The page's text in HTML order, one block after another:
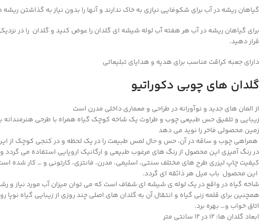
گیاهان ریشه در آب برای شکوفایی نیازی به خاک ندارند و آنها را بدون نیاز به گذاشتن
برای گیاهان ریشه در آب هر هفته آب لوله شیشه ای گلدان را عوض کنید و گلدان را در
قرار دهید.
دارای جعبه کراقت مناسب برای هدیه و هدایای تبلیعاتی
گلدان های چوبی دکوراتیو
از المان های جدید و نوآورانه در طراحی و معماری داخلی مدرن است
زیبایی و تلفیق حس طبیعی چوب و طراوت یک شاخه کوچک گیاه همراه با طرحی هنرمندانه
زمین محصولی فاخر را نوید می دهد
همراهی چوب و ساقه در آن، حس و حال لمس طبیعت را در یک لحظه و در کنجی کوچک از
در رنگ آمیزی این محصول از رنگ های مرغوب طبیعی و ارگانیک اروپایی استفاده می گردد
کیفیت چاپ لیزری طرح های مختلف سنتی، اسلیمی، مدرن، فانتزی، کارتونی و … کار شده
این محصول باب میل هر ذائقه ای گردد.
شاخه گیاه در واقع در یک لوله ی شیشه ای شفاف است که می توان میزان آب مورد نیاز و
همچنین برای قلمه زنی گیاه و انتقال آن به گلدان های اصلی چند روزی از زیبایی گیاه نوپا
اتاق خواب و… بهره برد.
ابعاد گلدان ها: 12 در 12 سانتی متر